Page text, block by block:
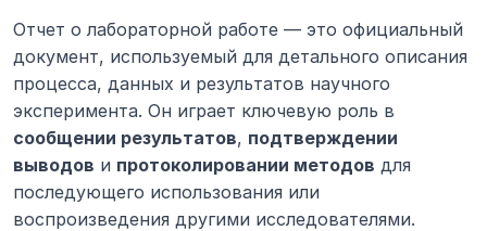
Отчет о лабораторной работе — это официальный
документ, используемый для детального описания
процесса, данных и результатов научного
сообщении результатов, подтверждении
выводов и протоколировании методов для
последующего использования или
воспроизведения другими исследователями.